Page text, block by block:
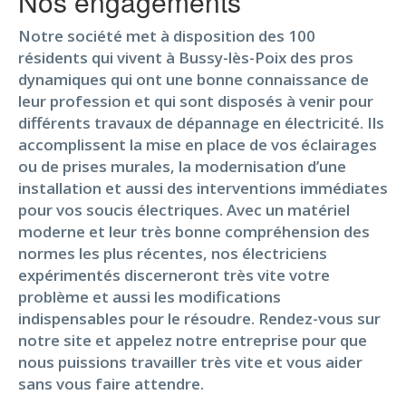
Notre société met à disposition des 100
résidents qui vivent à Bussy-lès-Poix des pros
dynamiques qui ont une bonne connaissance de
leur profession et qui sont disposés à venir pour
différents travaux de dépannage en électricité. Ils
accomplissent la mise en place de vos éclairages
ou de prises murales, la modernisation d’une
installation et aussi des interventions immédiates
pour vos soucis électriques. Avec un matériel
moderne et leur très bonne compréhension des
normes les plus récentes, nos électriciens
expérimentés discerneront très vite votre
problème et aussi les modifications
indispensables pour le résoudre. Rendez-vous sur
notre site et appelez notre entreprise pour que
nous puissions travailler très vite et vous aider
sans vous faire attendre.